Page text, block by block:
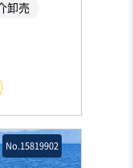
卸売
No.15819902